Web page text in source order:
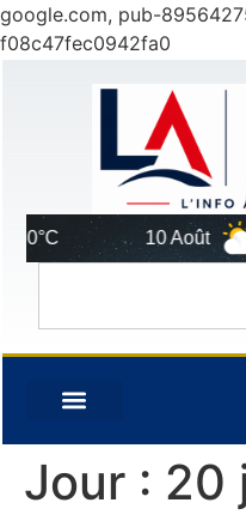
google.com, pub-
f08c47fec0942fa0
10 Août
Jour : 20